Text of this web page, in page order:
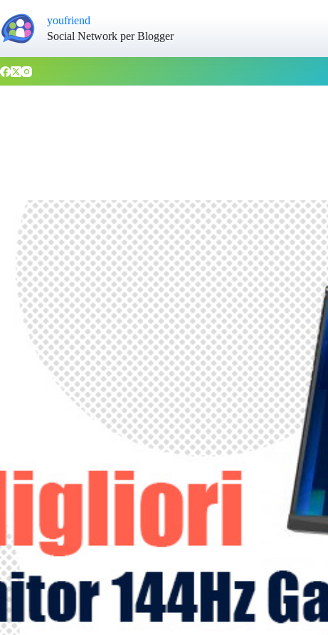
youfriend
Social Network per Blogger